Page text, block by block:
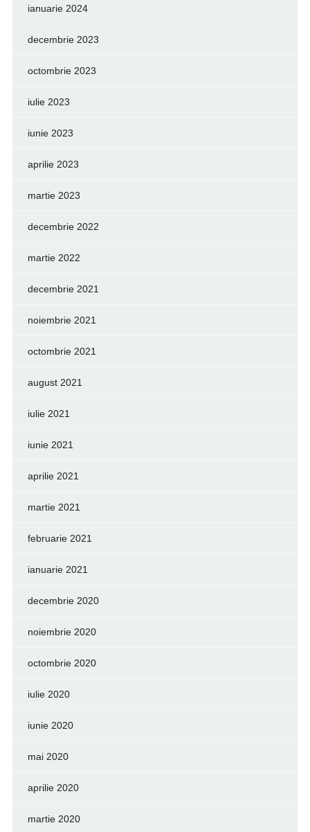
ianuarie 2024
decembrie 2023
octombrie 2023
iulie 2023
iunie 2023
aprilie 2023
martie 2023
decembrie 2022
martie 2022
decembrie 2021
noiembrie 2021
octombrie 2021
august 2021
iulie 2021
iunie 2021
aprilie 2021
martie 2021
februarie 2021
ianuarie 2021
decembrie 2020
noiembrie 2020
octombrie 2020
iulie 2020
iunie 2020
mai 2020
aprilie 2020
martie 2020